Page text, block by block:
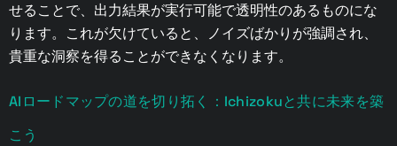
せることで、出力結果が実行可能で透明性のあるものにな
ります。これが欠けていると、ノイズばかりが強調され、
貴重な洞察を得ることができなくなります。
AIロードマップの道を切り拓く：Ichizokuと共に未来を築
こう